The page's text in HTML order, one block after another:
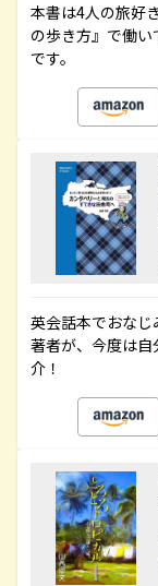
本書は4人の旅好
の歩き方』で働
です。
英会話本でおな
著者が、今度は
介！